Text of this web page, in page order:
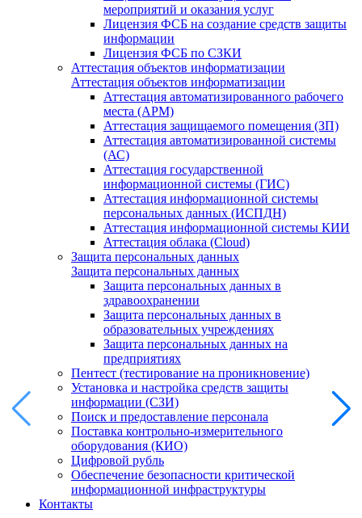
мероприятий и оказания услуг
Лицензия ФСБ на создание средств защиты
информации
Лицензия ФСБ по СЗКИ
Аттестация объектов информатизации
Аттестация объектов информатизации
Аттестация автоматизированного рабочего
места (АРМ)
Аттестация защищаемого помещения (ЗП)
Аттестация автоматизированной системы
(АС)
Аттестация государственной
информационной системы (ГИС)
Аттестация информационной системы
персональных данных (ИСПДН)
Аттестация информационной системы КИИ
Аттестация облака (Cloud)
Защита персональных данных
Защита персональных данных
Защита персональных данных в
здравоохранении
Защита персональных данных в
образовательных учреждениях
Защита персональных данных на
предприятиях
Пентест (тестирование на проникновение)
Установка и настройка средств защиты
информации (СЗИ)
Поиск и предоставление персонала
Поставка контрольно-измерительного
оборудования (КИО)
Цифровой рубль
Обеспечение безопасности критической
информационной инфраструктуры
Контакты